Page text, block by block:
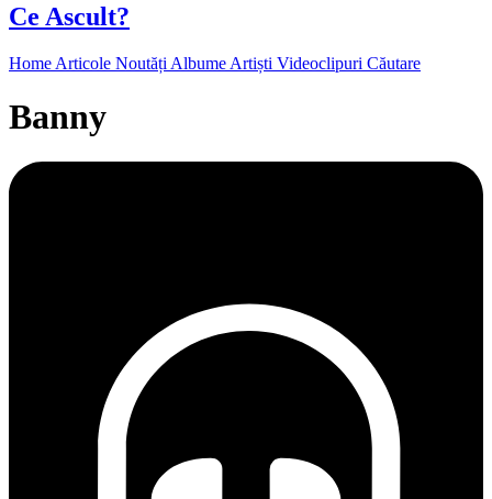
Ce Ascult?
Home Articole Noutăți Albume Artiști Videoclipuri Căutare
Banny